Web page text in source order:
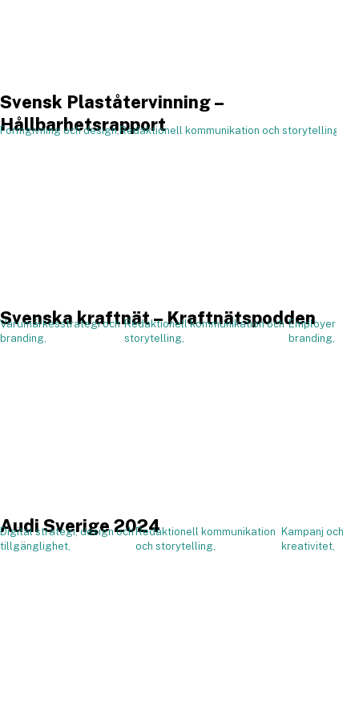
Svensk Plaståtervinning –
Hållbarhetsrapport
Formgivning och design,Redaktionell kommunikation och storytelling,
Svenska kraftnät – Kraftnätspodden
Varumärkesstrategi och
branding,
Redaktionell kommunikation och
storytelling,
Employer
branding,
Audi Sverige 2024
Digital strategi, design och
tillgänglighet,
Redaktionell kommunikation
och storytelling,
Kampanj och
kreativitet,